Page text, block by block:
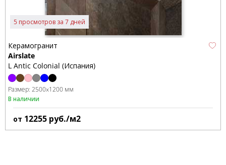
5 просмотров за 7 дней
Керамогранит
Airslate
L Antic Colonial (Испания)
Размер: 2500x1200 мм
В наличии
от 12255 руб./м2